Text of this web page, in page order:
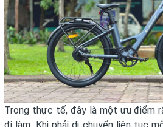
Trong thực tế, đây là một ưu điểm